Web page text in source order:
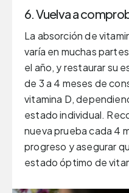
6. Vuelva a
La absorción de
varía en muchas
el año, y restaurar su
de 3 a 4 meses de
vitamina D,
estado individual.
nueva prueba cada 4
progreso y asegurar
estado óptimo de